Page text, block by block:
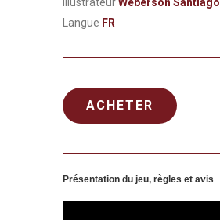
Langue FR
ACHETER
Présentation du jeu, règles et avis